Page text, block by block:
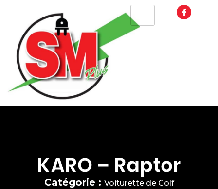
KARO – Raptor
Catégorie : Voiturette de Golf